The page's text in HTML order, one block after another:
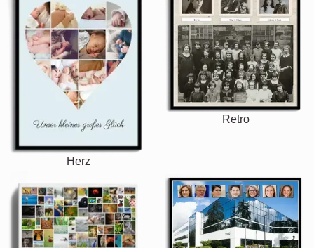
Herz
Retro